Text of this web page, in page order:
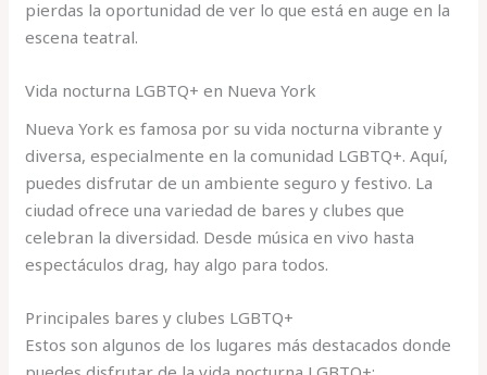
pierdas la oportunidad de ver lo que está en auge en la
escena teatral.
Vida nocturna LGBTQ+ en Nueva York
Nueva York es famosa por su vida nocturna vibrante y
diversa, especialmente en la comunidad LGBTQ+. Aquí,
puedes disfrutar de un ambiente seguro y festivo. La
ciudad ofrece una variedad de bares y clubes que
celebran la diversidad. Desde música en vivo hasta
espectáculos drag, hay algo para todos.
Principales bares y clubes LGBTQ+
Estos son algunos de los lugares más destacados donde